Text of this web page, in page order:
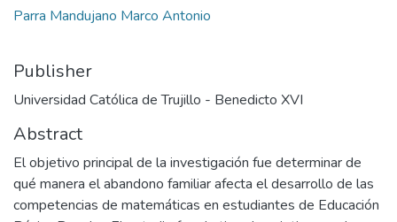
Parra Mandujano Marco Antonio
Publisher
Universidad Católica de Trujillo - Benedicto XVI
Abstract
El objetivo principal de la investigación fue determinar de
qué manera el abandono familiar afecta el desarrollo de las
competencias de matemáticas en estudiantes de Educación